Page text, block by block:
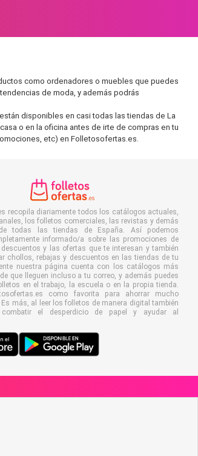
como ordenadores o muebles que puedes
de moda, y además podrás
disponibles en casi todas las tiendas de La
o en la oficina antes de irte de compras en tu
etc) en Folletosofertas.es.
recopila diariamente todos los catálogos actuales,
los folletos comerciales, las revistas y demás
todas las tiendas de España. Así podemos
informado/a sobre las promociones de
y las ofertas que te interesan y también
chollos, rebajas y descuentos en las tiendas de tu
nuestra página cuenta con los catálogos más
que lleguen incluso a tu correo, y además puedes
en el trabajo, la escuela o en la propia tienda.
como favorita para ahorrar mucho
más, al leer los folletos de manera digital también
el desperdicio de papel y ayudar al